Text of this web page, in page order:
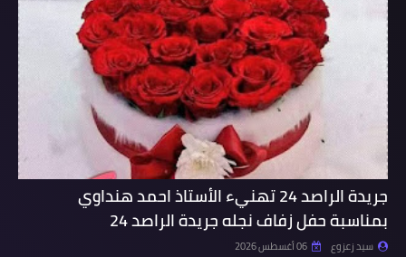
جريدة الراصد 24 تهنيء الأستاذ احمد هنداوي
بمناسبة حفل زفاف نجله جريدة الراصد 24
سيد زعزوع 06 أغسطس 2026